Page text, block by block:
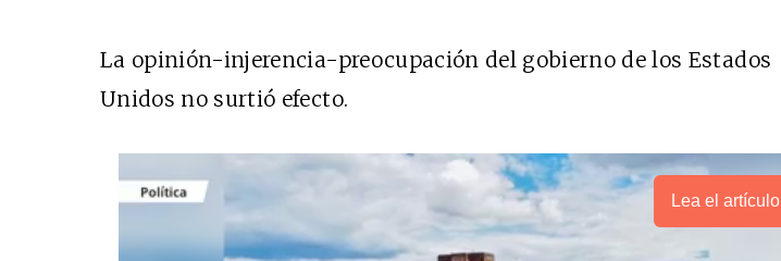
La opinión-injerencia-preocupación del gobierno de los Estados
Unidos no surtió efecto.
Lea el artículo